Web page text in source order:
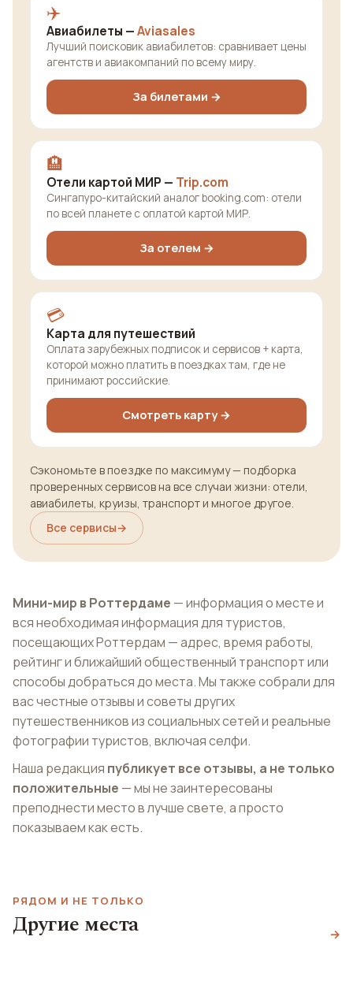
✈️
Авиабилеты —Aviasales
Лучший поисковик авиабилетов: сравнивает цены
агентств и авиакомпаний по всему миру.
За билетами →
🏨
Отели картой МИР — Trip.com
Сингапуро-китайский аналог booking.com: отели
по всей планете с оплатой картой МИР.
За отелем →
💳
Карта для путешествий
Оплата зарубежных подписок и сервисов + карта,
которой можно платить в поездках там, где не
принимают российские.
Смотреть карту →
Сэкономьте в поездке по максимуму — подборка
проверенных сервисов на все случаи жизни: отели,
авиабилеты, круизы, транспорт и многое другое.
Все сервисы→
Мини-мир в Роттердаме — информация о месте и
вся необходимая информация для туристов,
посещающих Роттердам — адрес, время работы,
рейтинг и ближайший общественный транспорт или
способы добраться до места. Мы также собрали для
вас честные отзывы и советы других
путешественников из социальных сетей и реальные
фотографии туристов, включая селфи.
Наша редакция публикует все отзывы, а не только
положительные — мы не заинтересованы
преподнести место в лучше свете, а просто
показываем как есть.
РЯДОМ И НЕ ТОЛЬКО
Другие места →
Музей
естествознания
Natuurhistorisch Museum
Дом-музей семьи